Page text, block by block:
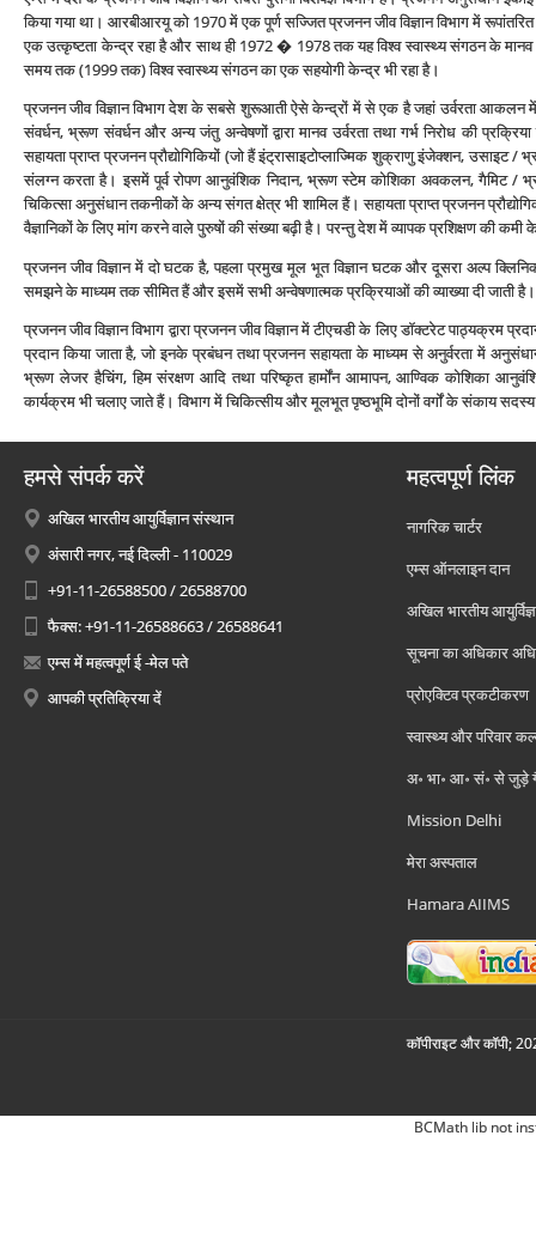
किया गया था। आरबीआरयू को 1970 में एक पूर्ण सज्जित प्रजनन जीव विज्ञान विभाग में
एक उत्‍कृष्‍टता केन्‍द्र रहा है और साथ ही 1972 � 1978 तक यह विश्‍व स्‍वास्‍थ्‍य संगठन के मानव
समय तक (1999 तक) विश्‍व स्‍वास्‍थ्‍य संगठन का एक सहयोगी केन्‍द्र भी रहा है।
प्रजनन जीव विज्ञान विभाग देश के सबसे शुरूआती ऐसे केन्‍द्रों में से एक है जहां उर्वरता
संवर्धन, भ्रूण संवर्धन और अन्‍य जंतु अन्‍वेषणों द्वारा मानव उर्वरता तथा गर्भ निरोध की
सहायता प्राप्‍त प्रजनन प्रौद्योगिकियों (जो हैं इंट्रासाइटोप्‍लाज्मिक शुक्राणु इंजेक्‍शन, उसाइट
संलग्‍न करता है। इसमें पूर्व रोपण आनुवंशिक निदान, भ्रूण स्‍टेम कोशिका अवकलन, गैमिट
चिकित्‍सा अनुसंधान तकनीकों के अन्‍य संगत क्षेत्र भी शामिल हैं। सहायता प्राप्‍त प्रजनन
वैज्ञानिकों के लिए मांग करने वाले पुरुषों की संख्‍या बढ़ी है। परन्‍तु देश में व्‍यापक प्रशिक्षण की
प्रजनन जीव विज्ञान में दो घटक है, पहला प्रमुख मूल भूत विज्ञान घटक और दूसरा अल्‍प
समझने के माध्‍यम तक सीमित हैं और इसमें सभी अन्‍वेषणात्‍मक प्रक्रियाओं की व्‍याख्‍या दी जाती है।
प्रजनन जीव विज्ञान विभाग द्वारा प्रजनन जीव विज्ञान में टीएचडी के लिए डॉक्‍टरेट पाठ्यक्रम
प्रदान किया जाता है, जो इनके प्रबंधन तथा प्रजनन सहायता के माध्‍यम से अनुर्वरता में
भ्रूण लेजर हैचिंग, हिम संरक्षण आदि तथा परिष्‍कृत हार्मोंन आमापन, आण्विक कोशिका
कार्यक्रम भी चलाए जाते हैं। विभाग में चिकित्‍सीय और मूलभूत पृष्‍ठभूमि दोनों वर्गों के संकाय
हमसे संपर्क करें
अखिल भारतीय आयुर्विज्ञान संस्थान
अंसारी नगर, नई दिल्ली - 110029
+91-11-26588500 / 26588700
फैक्स: +91-11-26588663 / 26588641
एम्स में महत्वपूर्ण ई -मेल पते
आपकी प्रतिक्रिया दें
महत्वपूर्ण लिंक
नागरिक चार्टर
एम्स ऑनलाइन दान
अखिल भारतीय
सूचना का अधिकार
प्रोएक्टिव प्रकटीकरण
स्वास्थ्य और परिवार
अ॰ भा॰ आ॰ सं॰ से जुड़े
Mission Delhi
मेरा अस्पताल
Hamara AIIMS
कॉपीराइट और कॉपी;
BCMath lib not